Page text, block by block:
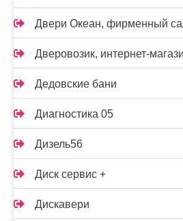
Двери Океан, фирменный
Дверовозик, интернет-
Дедовские бани
Диагностика 05
Дизель56
Диск сервис +
Дискавери